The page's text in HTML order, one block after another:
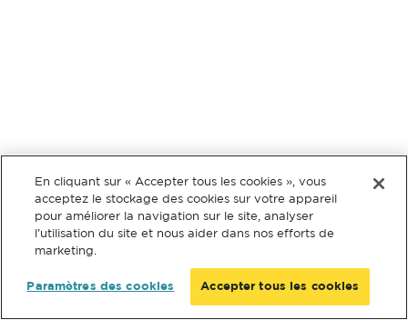
En cliquant sur « Accepter tous les cookies », vous
acceptez le stockage des cookies sur votre appareil
pour améliorer la navigation sur le site, analyser
l’utilisation du site et nous aider dans nos efforts de
marketing.
Paramètres des cookies Accepter tous les cookies